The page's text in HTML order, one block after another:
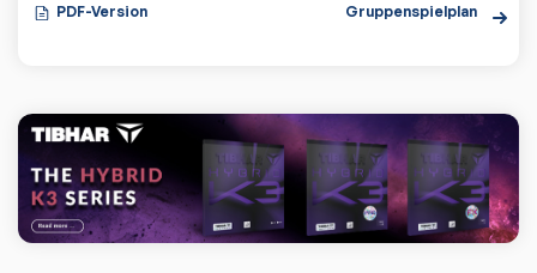
PDF-Version Gruppenspielplan